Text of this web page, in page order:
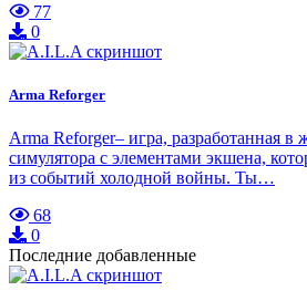
77
0
Arma Reforger
Arma Reforger– игра, разработанная в
симулятора с элементами экшена,
из событий холодной войны. Ты…
68
0
Последние добавленные